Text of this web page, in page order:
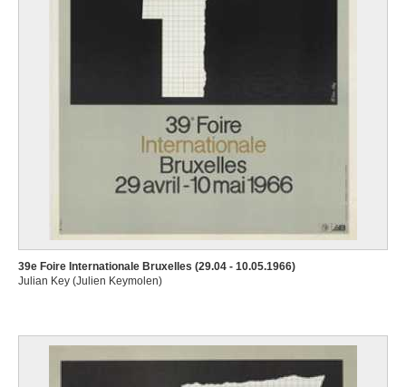
39e Foire Internationale Bruxelles (29.04 - 10.05.1966)
Julian Key (Julien Keymolen)